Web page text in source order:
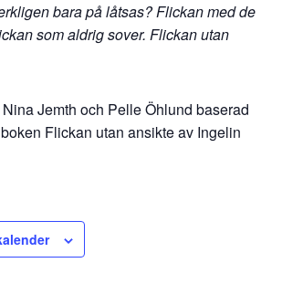
bara på låtsas? Flickan med de
som aldrig sover. Flickan utan
Jemth och Pelle Öhlund baserad
Flickan utan ansikte av Ingelin